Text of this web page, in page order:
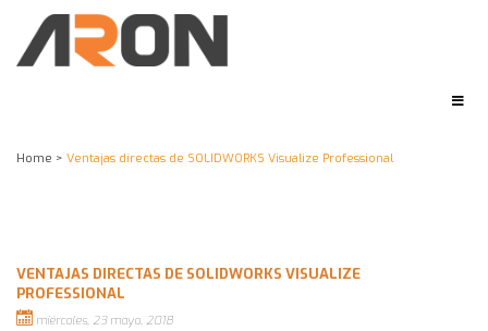
Home > Ventajas directas de SOLIDWORKS Visualize Professional
VENTAJAS DIRECTAS DE SOLIDWORKS VISUALIZE
PROFESSIONAL
miércoles, 23 mayo, 2018